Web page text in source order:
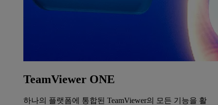
TeamViewer ONE
하나의 플랫폼에 통합된 TeamViewer의 모든 기능을 활